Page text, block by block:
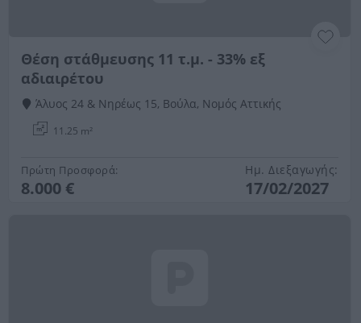
Θέση στάθμευσης 11 τ.μ. - 33% εξ
αδιαιρέτου
Άλυος 24 & Νηρέως 15, Βούλα, Νομός Αττικής
11.25 m²
Πρώτη Προσφορά:
8.000 €
Ημ. Διεξαγωγής:
17/02/2027